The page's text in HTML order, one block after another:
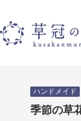
ハンドメイド
季節の草